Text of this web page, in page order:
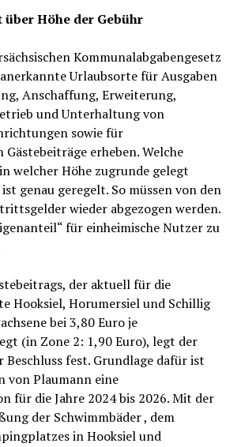
über Höhe der Gebühr
Kommunalabgabengesetz
Urlaubsorte für Ausgaben
Anschaffung, Erweiterung,
und Unterhaltung von
sowie für
erheben. Welche
welcher Höhe zugrunde gelegt
genau geregelt. So müssen von den
wieder abgezogen werden.
für einheimische Nutzer zu
der aktuell für die
Hooksiel, Horumersiel und Schillig
bei 3,80 Euro je
(in Zone 2: 1,90 Euro), legt der
Beschluss fest. Grundlage dafür ist
von Plaumann eine
für die Jahre 2024 bis 2026. Mit der
der Schwimmbäder , dem
in Hooksiel und